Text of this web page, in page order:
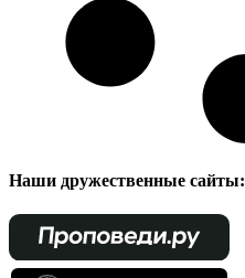
Наши дружественные сайты: